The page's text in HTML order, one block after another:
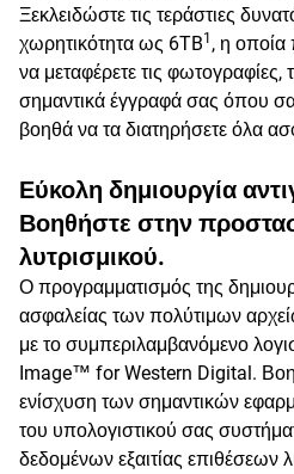
Ξεκλειδώστε τις τεράστιες
χωρητικότητα ως 6TB1 , η οποία
να μεταφέρετε τις φωτογραφίες,
σημαντικά έγγραφά σας όπου
βοηθά να τα διατηρήσετε όλα
Εύκολη δημιουργία
Βοηθήστε στην
λυτρισμικού.
Ο προγραμματισμός της
ασφαλείας των πολύτιμων
με το συμπεριλαμβανόμενο
Image™ for Western Digital.
ενίσχυση των σημαντικών
του υπολογιστικού σας
δεδομένων εξαιτίας επιθέσεων